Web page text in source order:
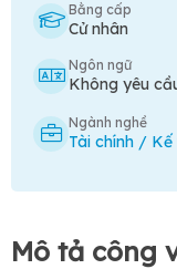
Bằng cấp
Cử nhân
Ngôn ngữ
Không yêu
Ngành nghề
Tài chính /
Mô tả công